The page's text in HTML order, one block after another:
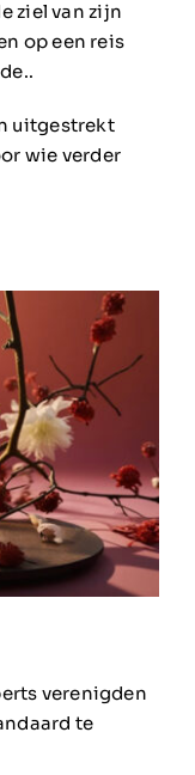
ziel van zijn
op een reis
uitgestrekt
wie verder
verenigden
te